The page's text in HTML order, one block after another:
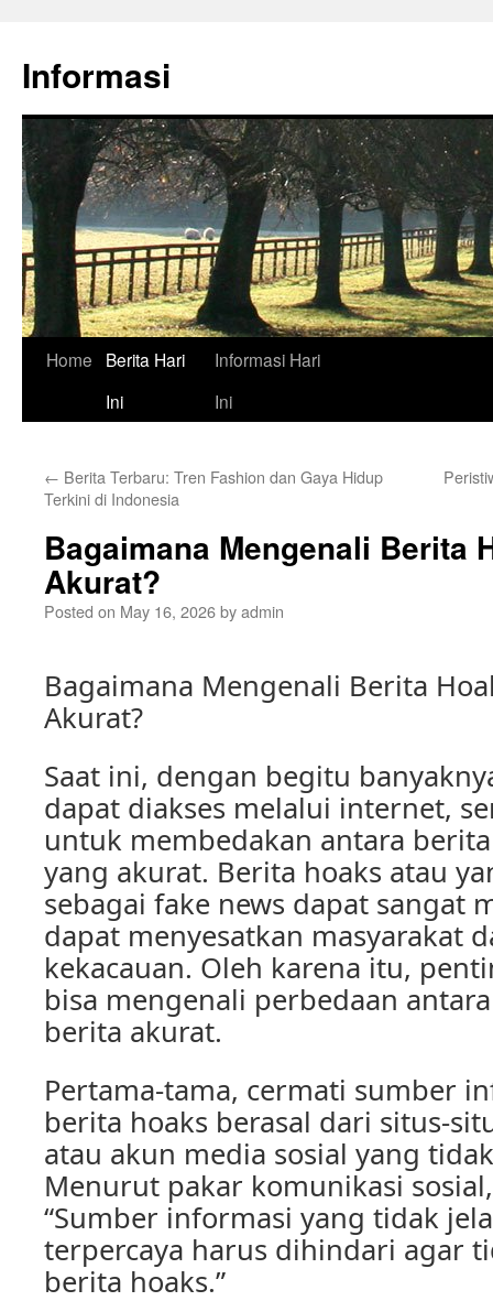
content
Informasi
Home
Berita Hari
Ini
Informasi Hari
Ini
← Berita Terbaru: Tren Fashion dan Gaya Hidup
Terkini di Indonesia
Bagaimana Mengenali Berita
Akurat?
Posted on May 16, 2026byadmin
Bagaimana Mengenali Berita
Akurat?
Saat ini, dengan begitu
dapat diakses melalui internet,
untuk membedakan antara
yang akurat. Berita hoaks atau
sebagai fake news dapat sangat
dapat menyesatkan masyarakat
kekacauan. Oleh karena itu,
bisa mengenali perbedaan
berita akurat.
Pertama-tama, cermati sumber
berita hoaks berasal dari situs-
atau akun media sosial yang
Menurut pakar komunikasi
“Sumber informasi yang tidak
terpercaya harus dihindari agar
berita hoaks.”